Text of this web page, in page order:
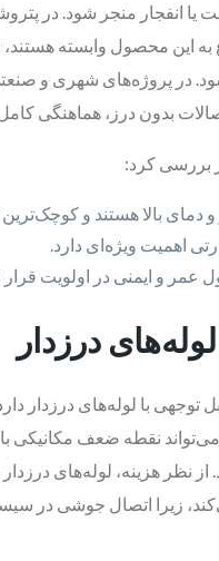
انفجار منجر شود. در
این محصول وابسته
در پروژه‌های شهری و
بررسی کرد:
دمای بالا هستند و
اهمیت ویژه‌ای دارد.
و ایمنی در اولویت قرار
درزدار
با لوله‌های درزدار
نقطه ضعف مکانیکی
هزینه، لوله‌های درزدار
زیرا اتصال جوشی در